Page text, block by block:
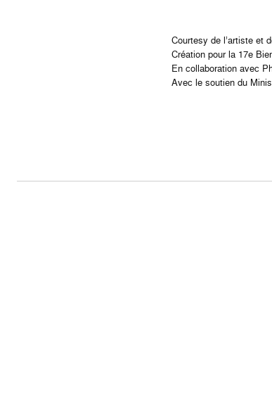
Courtesy de l’artiste et
Création pour la 17e
En collaboration avec
Avec le soutien du